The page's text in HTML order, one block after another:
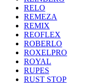
RELO
REMEZA
REMIX
REOFLEX
ROBERLO
ROXELPRO
ROYAL
RUPES
RUST STOP